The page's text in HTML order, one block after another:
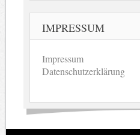
IMPRESSUM
Impressum
Datenschutzerklärung